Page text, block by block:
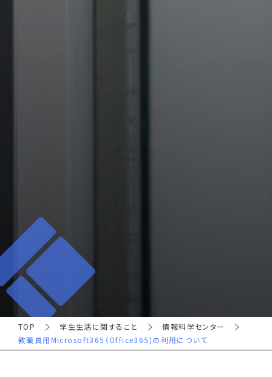
TOP 学生生活に関すること
情報科学センター
教職員用Microsoft365（Office365)の利用について